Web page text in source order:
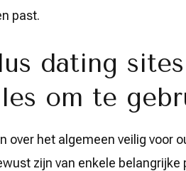
past.
dating
om te
over het algemeen veilig voor
zijn van enkele belangrijke